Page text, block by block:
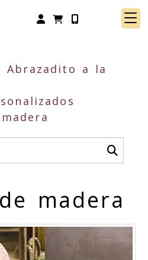
Identifícate
Abrazadito a la
madera